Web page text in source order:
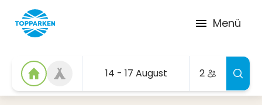
Menü
14 - 17 August 2